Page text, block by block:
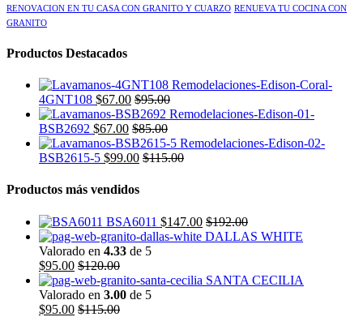
RENOVACION EN TU CASA CON GRANITO Y CUARZO RENUEVA TU COCINA CON
GRANITO
Productos Destacados
4GNT108 $67.00 $95.00
BSB2692 $67.00 $85.00
BSB2615-5 $99.00 $115.00
Productos más vendidos
BSA6011 $147.00 $192.00
DALLAS WHITE
Valorado en 4.33 de 5
$95.00 $120.00
SANTA CECILIA
Valorado en 3.00 de 5
$95.00 $115.00